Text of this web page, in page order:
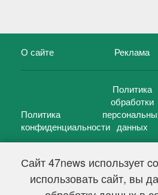
Сайт 47news использует
использовать сайт, вы
О сайте Реклама
Политика
конфиденциальности
Политика
обработки
данных
47 новостей (47 news)2005 — 2026 г.